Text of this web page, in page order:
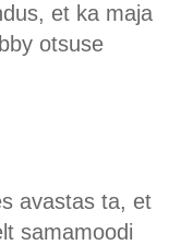
et ka maja
otsuse
avastas ta, et
samamoodi